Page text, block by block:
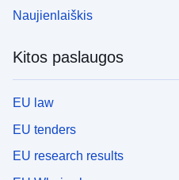
Naujienlaiškis
Kitos paslaugos
EU law
EU tenders
EU research results